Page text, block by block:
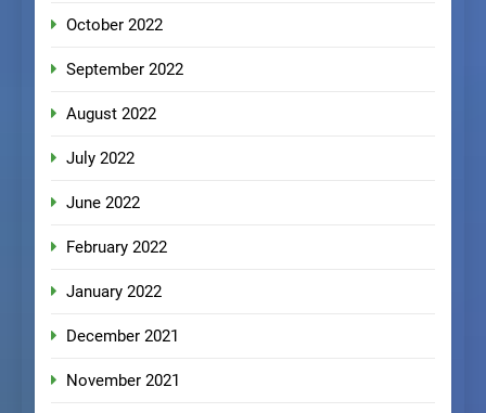
October 2022
September 2022
August 2022
July 2022
June 2022
February 2022
January 2022
December 2021
November 2021